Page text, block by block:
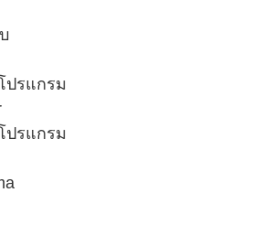
ปรแกรม
ปรแกรม